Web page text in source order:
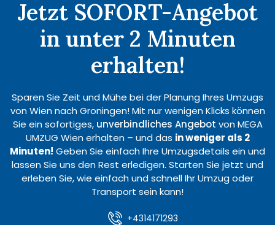
Jetzt SOFORT-Angebot
in unter 2 Minuten
erhalten!
Sparen Sie Zeit und Mühe bei der Planung Ihres Umzugs
von Wien nach Groningen! Mit nur wenigen Klicks können
Sie ein sofortiges, unverbindliches Angebot von MEGA
UMZUG Wien erhalten – und das in weniger als 2
Minuten! Geben Sie einfach Ihre Umzugsdetails ein und
lassen Sie uns den Rest erledigen. Starten Sie jetzt und
erleben Sie, wie einfach und schnell Ihr Umzug oder
Transport sein kann!
+4314171293